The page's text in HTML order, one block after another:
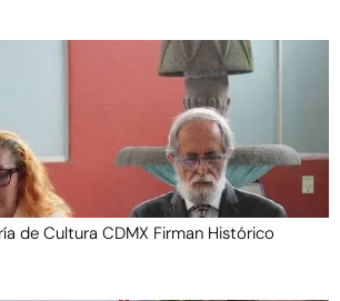
de Cultura CDMX Firman Histórico